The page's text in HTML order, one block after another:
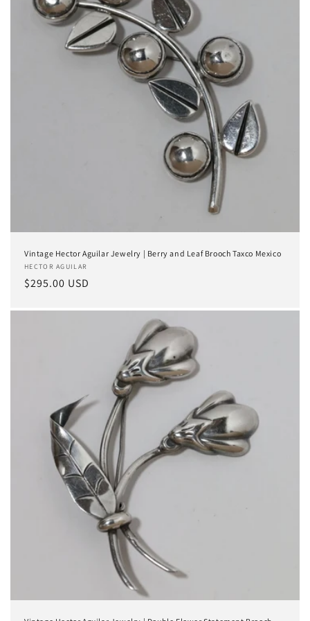
Vintage Hector Aguilar Jewelry | Berry and Leaf Brooch Taxco Mexico
Proveedor:
HECTOR AGUILAR
Precio
$295.00 USD